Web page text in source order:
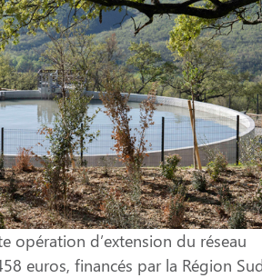
opération d’extension du réseau
euros, financés par la Région